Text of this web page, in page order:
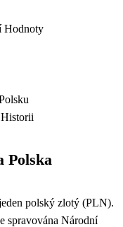
Hodnoty
Historii
Polska
polský zlotý (PLN).
spravována Národní